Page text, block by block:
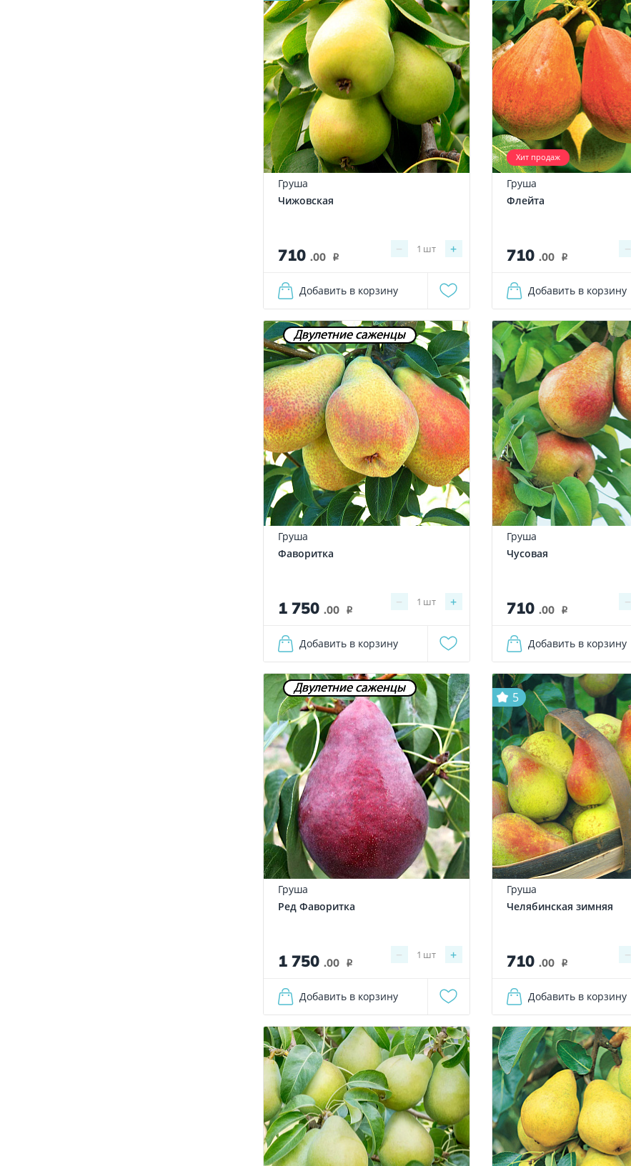
Груша
Чижовская
710 .00 i
− +
1 шт
Добавить в корзину
Хит продаж
Груша
Флейта
710 .00 i
−
Добавить в корзину
Двулетние саженцы
Груша
Фаворитка
1 750 .00 i
− +
1 шт
Добавить в корзину
Груша
Чусовая
710 .00 i
−
Добавить в корзину
Двулетние саженцы
Груша
Ред Фаворитка
1 750 .00 i
− +
1 шт
Добавить в корзину
5
Груша
Челябинская зимняя
710 .00 i
−
Добавить в корзину